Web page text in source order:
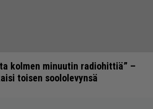
kolmen minuutin radiohittiä” –
toisen soololevynsä